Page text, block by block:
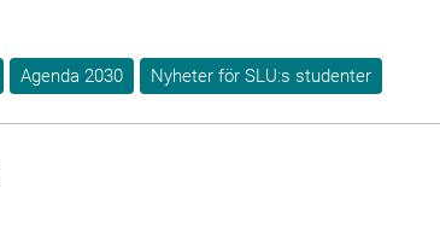
Agenda 2030 Nyheter för SLU:s studenter